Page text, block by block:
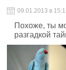
09.01.2013 в
Похоже, ты
разгадкой